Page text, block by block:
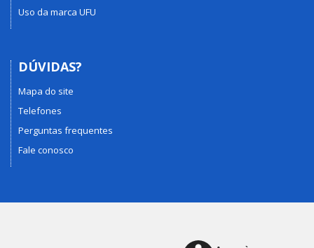
Uso da marca UFU
DÚVIDAS?
Mapa do site
Telefones
Perguntas frequentes
Fale conosco